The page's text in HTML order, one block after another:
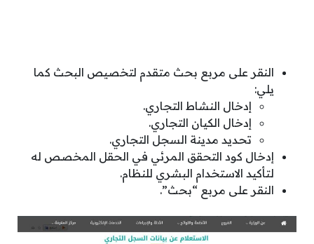
النقر على مربع بحث متقدم لتخصيص البحث كما
يلي:
إدخال النشاط التجاري.
إدخال الكيان التجاري.
تحديد مدينة السجل التجاري.
إدخال كود التحقق المرئي في الحقل المخصص له
لتأكيد الاستخدام البشري للنظام.
النقر على مربع “بحث”.